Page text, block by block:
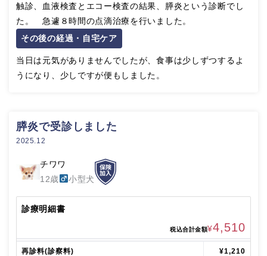
触診、血液検査とエコー検査の結果、膵炎という診断でし
た。 急遽８時間の点滴治療を行いました。
その後の経過・自宅ケア
当日は元気がありませんでしたが、食事は少しずつするよ
うになり、少しですが便もしました。
膵炎で受診しました
2025.12
チワワ
12歳
小型犬
診療明細書
税込合計金額¥4,510
再診料(診察料) ¥1,210